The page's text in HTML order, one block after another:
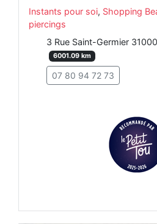
Instants pour soi, Shopping
piercings
3 Rue Saint-Germier
6001.09 km
07 80 94 72 73